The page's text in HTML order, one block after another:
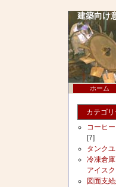
建築向け
ホーム
カテゴ
コーヒ
[7]
タンク
冷凍倉
アイス
図面支